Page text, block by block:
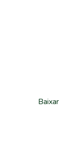
Baixar